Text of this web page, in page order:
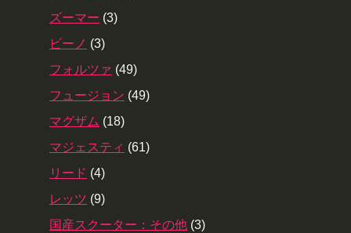
ズーマー (3)
ビーノ (3)
フォルツァ (49)
フュージョン (49)
マグザム (18)
マジェスティ (61)
リード (4)
レッツ (9)
国産スクーター：その他 (3)